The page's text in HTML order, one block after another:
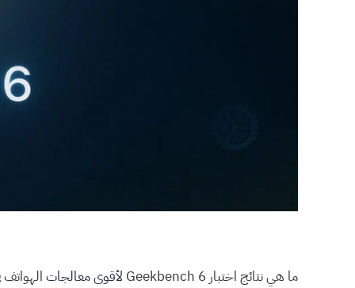
ما هي نتائج اختبار Geekbench 6 لأقوى معالجات الهواتف في